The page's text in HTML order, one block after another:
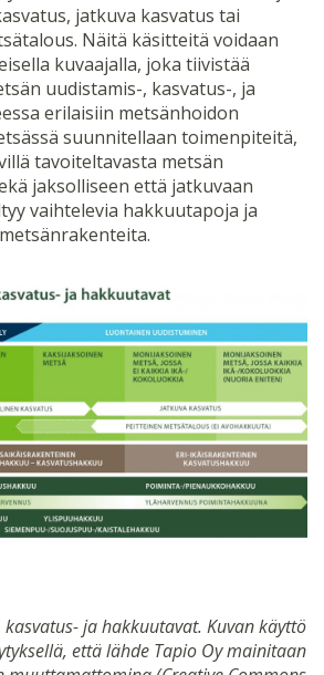
jatkuva kasvatus tai
Näitä käsitteitä voidaan
kuvaajalla, joka tiivistää
uudistamis-, kasvatus-, ja
erilaisiin metsänhoidon
suunnitellaan toimenpiteitä,
tavoiteltavasta metsän
jaksolliseen että jatkuvaan
vaihtelevia hakkuutapoja ja
ja hakkuutavat. Kuvan käyttö
että lähde Tapio Oy mainitaan